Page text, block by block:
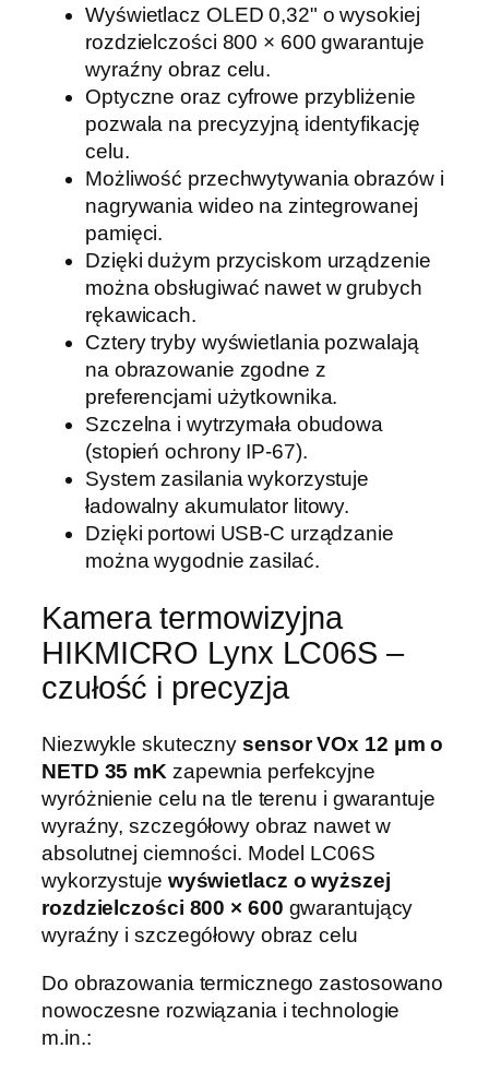
Wyświetlacz OLED 0,32" o wysokiej
rozdzielczości 800 × 600 gwarantuje
wyraźny obraz celu.
Optyczne oraz cyfrowe przybliżenie
pozwala na precyzyjną identyfikację
celu.
Możliwość przechwytywania obrazów i
nagrywania wideo na zintegrowanej
pamięci.
Dzięki dużym przyciskom urządzenie
można obsługiwać nawet w grubych
rękawicach.
Cztery tryby wyświetlania pozwalają
na obrazowanie zgodne z
preferencjami użytkownika.
Szczelna i wytrzymała obudowa
(stopień ochrony IP-67).
System zasilania wykorzystuje
ładowalny akumulator litowy.
Dzięki portowi USB-C urządzanie
można wygodnie zasilać.
Kamera termowizyjna
HIKMICRO Lynx LC06S –
czułość i precyzja
Niezwykle skuteczny sensor VOx 12 μm o
NETD 35 mK zapewnia perfekcyjne
wyróżnienie celu na tle terenu i gwarantuje
wyraźny, szczegółowy obraz nawet w
absolutnej ciemności. Model LC06S
wykorzystuje wyświetlacz o wyższej
rozdzielczości 800 × 600 gwarantujący
wyraźny i szczegółowy obraz celu
Do obrazowania termicznego zastosowano
nowoczesne rozwiązania i technologie
m.in.: